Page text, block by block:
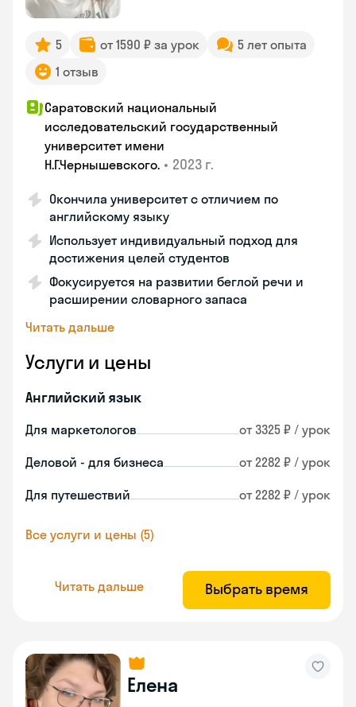
5 от 1590 ₽ за урок
5 лет опыта
1 отзыв
Саратовский национальный
исследовательский государственный
университет имени
Н.Г.Чернышевскогo. • 2023 г.
Окончила университет с отличием по
английскому языку
Использует индивидуальный подход для
достижения целей студентов
Фокусируется на развитии беглой речи и
расширении словарного запаса
Читать дальше
Услуги и цены
Английский язык
Для маркетологов от 3325 ₽ / урок
Деловой - для бизнеса от 2282 ₽ / урок
Для путешествий от 2282 ₽ / урок
Все услуги и цены (5)
Читать дальше Выбрать время
Елена